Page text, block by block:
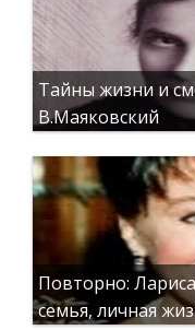
Тайны жизни и
В.Маяковский
Повторно:
семья, личная